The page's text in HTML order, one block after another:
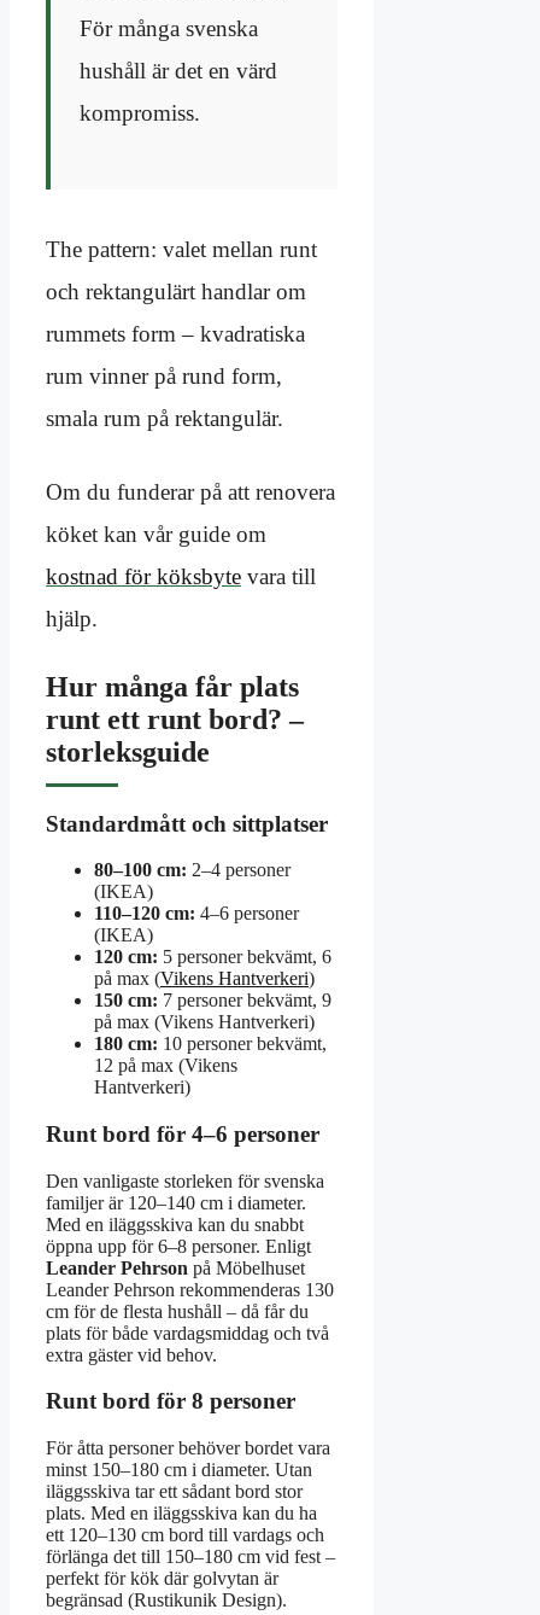
För många svenska
hushåll är det en värd
kompromiss.
The pattern: valet mellan runt
och rektangulärt handlar om
rummets form – kvadratiska
rum vinner på rund form,
smala rum på rektangulär.
Om du funderar på att renovera
köket kan vår guide om
kostnad för köksbyte vara till
hjälp.
Hur många får plats
runt ett runt bord? –
storleksguide
Standardmått och sittplatser
80–100 cm: 2–4 personer
(IKEA)
110–120 cm: 4–6 personer
(IKEA)
120 cm: 5 personer bekvämt, 6
på max (Vikens Hantverkeri)
150 cm: 7 personer bekvämt, 9
på max (Vikens Hantverkeri)
180 cm: 10 personer bekvämt,
12 på max (Vikens
Hantverkeri)
Runt bord för 4–6 personer
Den vanligaste storleken för svenska
familjer är 120–140 cm i diameter.
Med en iläggsskiva kan du snabbt
öppna upp för 6–8 personer. Enligt
Leander Pehrson på Möbelhuset
Leander Pehrson rekommenderas 130
cm för de flesta hushåll – då får du
plats för både vardagsmiddag och två
extra gäster vid behov.
Runt bord för 8 personer
För åtta personer behöver bordet vara
minst 150–180 cm i diameter. Utan
iläggsskiva tar ett sådant bord stor
plats. Med en iläggsskiva kan du ha
ett 120–130 cm bord till vardags och
förlänga det till 150–180 cm vid fest –
perfekt för kök där golvytan är
begränsad (Rustikunik Design).